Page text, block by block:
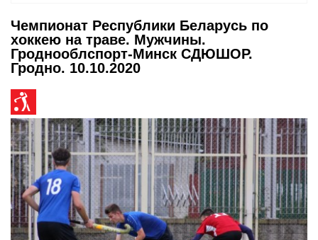
Чемпионат Республики Беларусь по
хоккею на траве. Мужчины.
Гроднооблспорт-Минск СДЮШОР.
Гродно. 10.10.2020